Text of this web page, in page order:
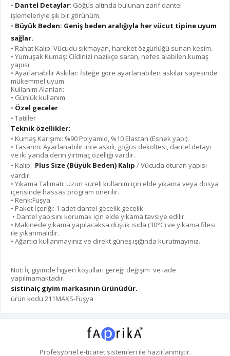
• Dantel Detaylar: Göğüs altında bulunan zarif dantel
işlemeleriyle şık bir görünüm.
• Büyük Beden: Geniş beden aralığıyla her vücut tipine uyum
sağlar.
• Rahat Kalıp: Vücudu sıkmayan, hareket özgürlüğü sunan kesim.
• Yumuşak Kumaş: Cildinizi nazikçe saran, nefes alabilen kumaş
yapısı.
• Ayarlanabilir Askılar: İsteğe göre ayarlanabilen askılar sayesinde
mükemmel uyum.
Kullanım Alanları:
• Günlük kullanım
• Özel geceler
• Tatiller
Teknik özellikler:
• Kumaş Karışımı: %90 Polyamid, %10 Elastan (Esnek yapı).
• Tasarım: Ayarlanabilir ince askılı, göğüs dekoltesi, dantel detayı
ve iki yanda derin yırtmaç özelliği vardır.
• Kalıp: Plus Size (Büyük Beden) Kalıp / Vücuda oturan yapısı
vardır.
• Yıkama Talimatı: Uzun süreli kullanım için elde yıkama veya dosya
içerisinde hassas program önerilir.
• Renk:Fuşya
• Paket İçeriği: 1 adet dantel gecelik gecelik
• Dantel yapısını korumak için elde yıkama tavsiye edilir.
• Makinede yıkama yapılacaksa düşük ısıda (30°C) ve yıkama filesi
ile yıkanmalıdır.
• Ağartıcı kullanmayınız ve direkt güneş ışığında kurutmayınız.
Not: İç giyimde hijyen koşulları gereği değişim ve iade
yapılmamaktadır.
sistinaiç giyim markasının ürünüdür.
ürün kodu:211MAXS-Fuşya
Profesyonel e-ticaretsistemleri ile hazırlanmıştır.